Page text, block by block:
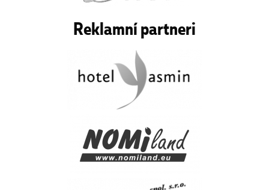
Reklamní partneri